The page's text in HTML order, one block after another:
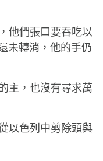
他們張口要吞吃以
未轉消，他的手仍
主，也沒有尋求萬
以色列中剪除頭與